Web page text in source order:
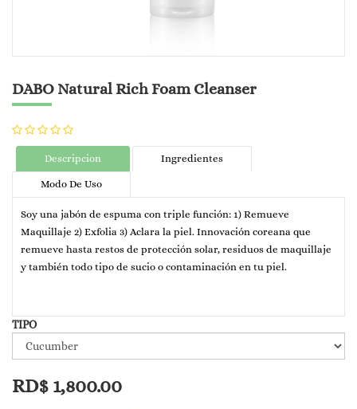
DABO Natural Rich Foam Cleanser
Descripcion Ingredientes
Modo De Uso
Soy una jabón de espuma con triple función: 1) Remueve
Maquillaje 2) Exfolia 3) Aclara la piel. Innovación coreana que
remueve hasta restos de protección solar, residuos de maquillaje
y también todo tipo de sucio o contaminación en tu piel.
TIPO
RD$ 1,800.00